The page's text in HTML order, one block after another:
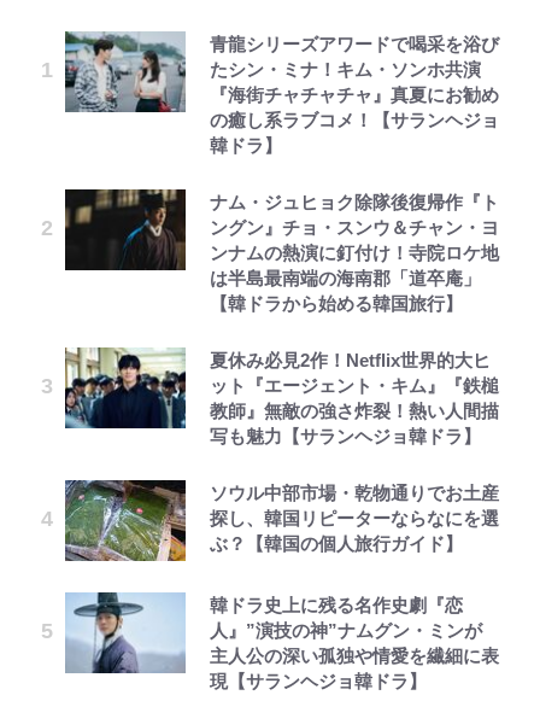
青龍シリーズアワードで喝采を浴び
たシン・ミナ！キム・ソンホ共演
『海街チャチャチャ』真夏にお勧め
の癒し系ラブコメ！【サランヘジョ
韓ドラ】
ナム・ジュヒョク除隊後復帰作『ト
ングン』チョ・スンウ＆チャン・ヨ
ンナムの熱演に釘付け！寺院ロケ地
は半島最南端の海南郡「道卒庵」
【韓ドラから始める韓国旅行】
夏休み必見2作！Netflix世界的大ヒ
ット『エージェント・キム』『鉄槌
教師』無敵の強さ炸裂！熱い人間描
写も魅力【サランヘジョ韓ドラ】
ソウル中部市場・乾物通りでお土産
探し、韓国リピーターならなにを選
ぶ？【韓国の個人旅行ガイド】
韓ドラ史上に残る名作史劇『恋
人』”演技の神”ナムグン・ミンが
主人公の深い孤独や情愛を繊細に表
現【サランヘジョ韓ドラ】